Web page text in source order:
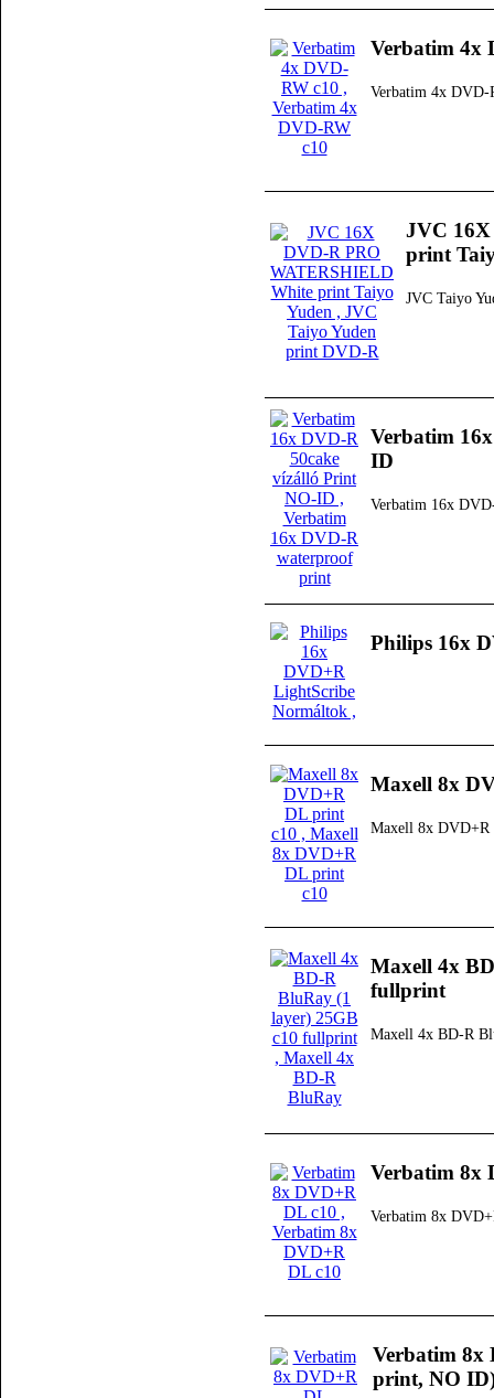
Verbatim 4x
Verbatim 4x DVD-
JVC
print
JVC Taiyo
Verbatim
ID
Verbatim 16x
Philips 16x
Maxell 8x
Maxell 8x DVD+R
Maxell 4x
fullprint
Maxell 4x BD-R
Verbatim 8x
Verbatim 8x
Verbatim 8x
print, NO